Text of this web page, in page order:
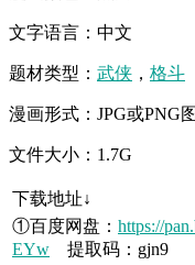
文字语言：中文
题材类型： 武侠 ， 格斗
漫画形式：JPG或PNG
文件大小：1.7G
下载地址↓
①百度网盘： https://
EYw 提取码：gjn9